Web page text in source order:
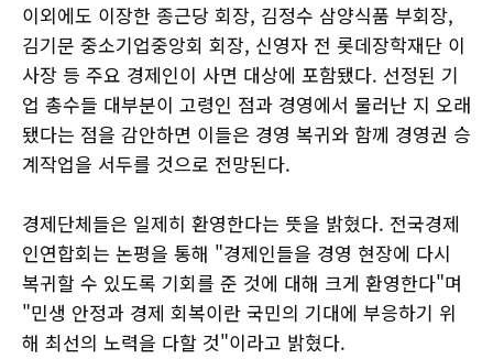
이외에도 이장한 종근당 회장, 김정수 삼양식품 부회장,
김기문 중소기업중앙회 회장, 신영자 전 롯데장학재단 이
사장 등 주요 경제인이 사면 대상에 포함됐다. 선정된 기
업 총수들 대부분이 고령인 점과 경영에서 물러난 지 오래
됐다는 점을 감안하면 이들은 경영 복귀와 함께 경영권 승
계작업을 서두를 것으로 전망된다.
경제단체들은 일제히 환영한다는 뜻을 밝혔다. 전국경제
인연합회는 논평을 통해 "경제인들을 경영 현장에 다시
복귀할 수 있도록 기회를 준 것에 대해 크게 환영한다"며
"민생 안정과 경제 회복이란 국민의 기대에 부응하기 위
해 최선의 노력을 다할 것"이라고 밝혔다.